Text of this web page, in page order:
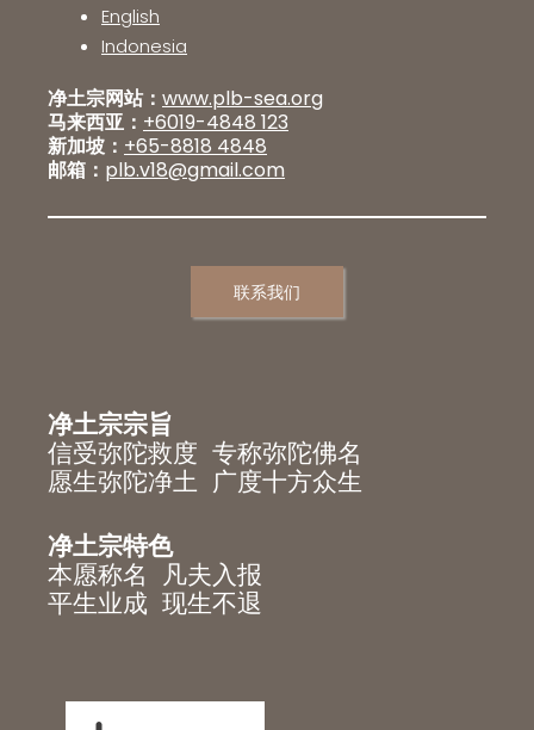
English
Indonesia
净土宗网站： www.plb-sea.org
马来西亚： +6019-4848 123
新加坡： +65-8818 4848
邮箱： plb.v18@gmail.com
联系我们
净土宗宗旨
信受弥陀救度 专称弥陀佛名
愿生弥陀净土 广度十方众生
净土宗特色
本愿称名 凡夫入报
平生业成 现生不退